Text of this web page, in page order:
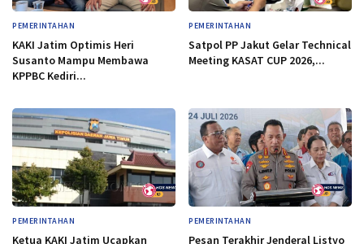
PEMERINTAHAN
KAKI Jatim Optimis Heri
Susanto Mampu Membawa
KPPBC Kediri...
PEMERINTAHAN
Satpol PP Jakut Gelar Technical
Meeting KASAT CUP 2026,...
PEMERINTAHAN
Ketua KAKI Jatim Ucapkan
PEMERINTAHAN
Pesan Terakhir Jenderal Listyo